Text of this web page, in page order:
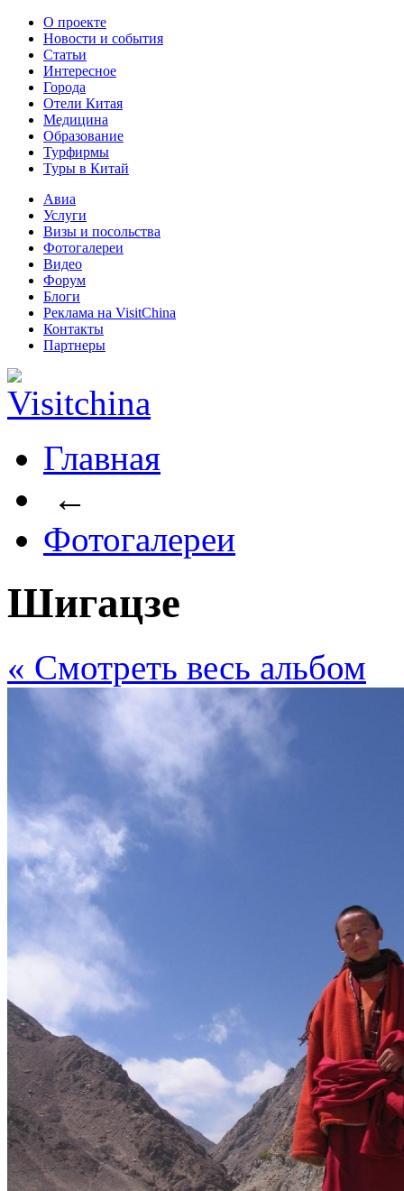
О проекте
Новости и события
Статьи
Интересное
Города
Отели Китая
Медицина
Образование
Турфирмы
Туры в Китай
Авиа
Услуги
Визы и посольства
Фотогалереи
Видео
Форум
Блоги
Реклама на VisitChina
Контакты
Партнеры
Главная
←
Фотогалереи
Шигацзе
« Cмотреть весь альбом